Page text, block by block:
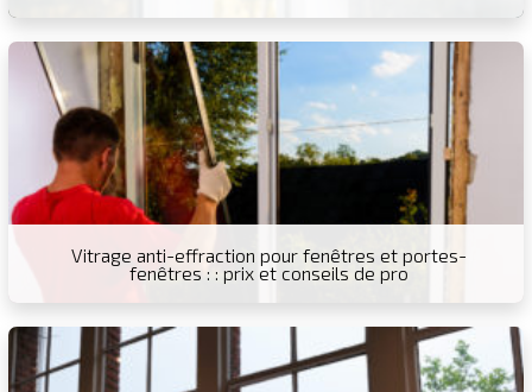
Vitrage anti-effraction pour fenêtres et portes-
fenêtres : : prix et conseils de pro